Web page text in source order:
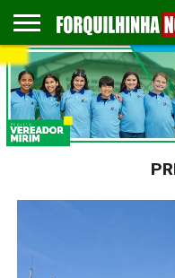
COLUNISTAS
EMPREGOS
ESPORTES
PUBLICAÇÃO
LEGAL
GASTRONOMIA
CONTATO